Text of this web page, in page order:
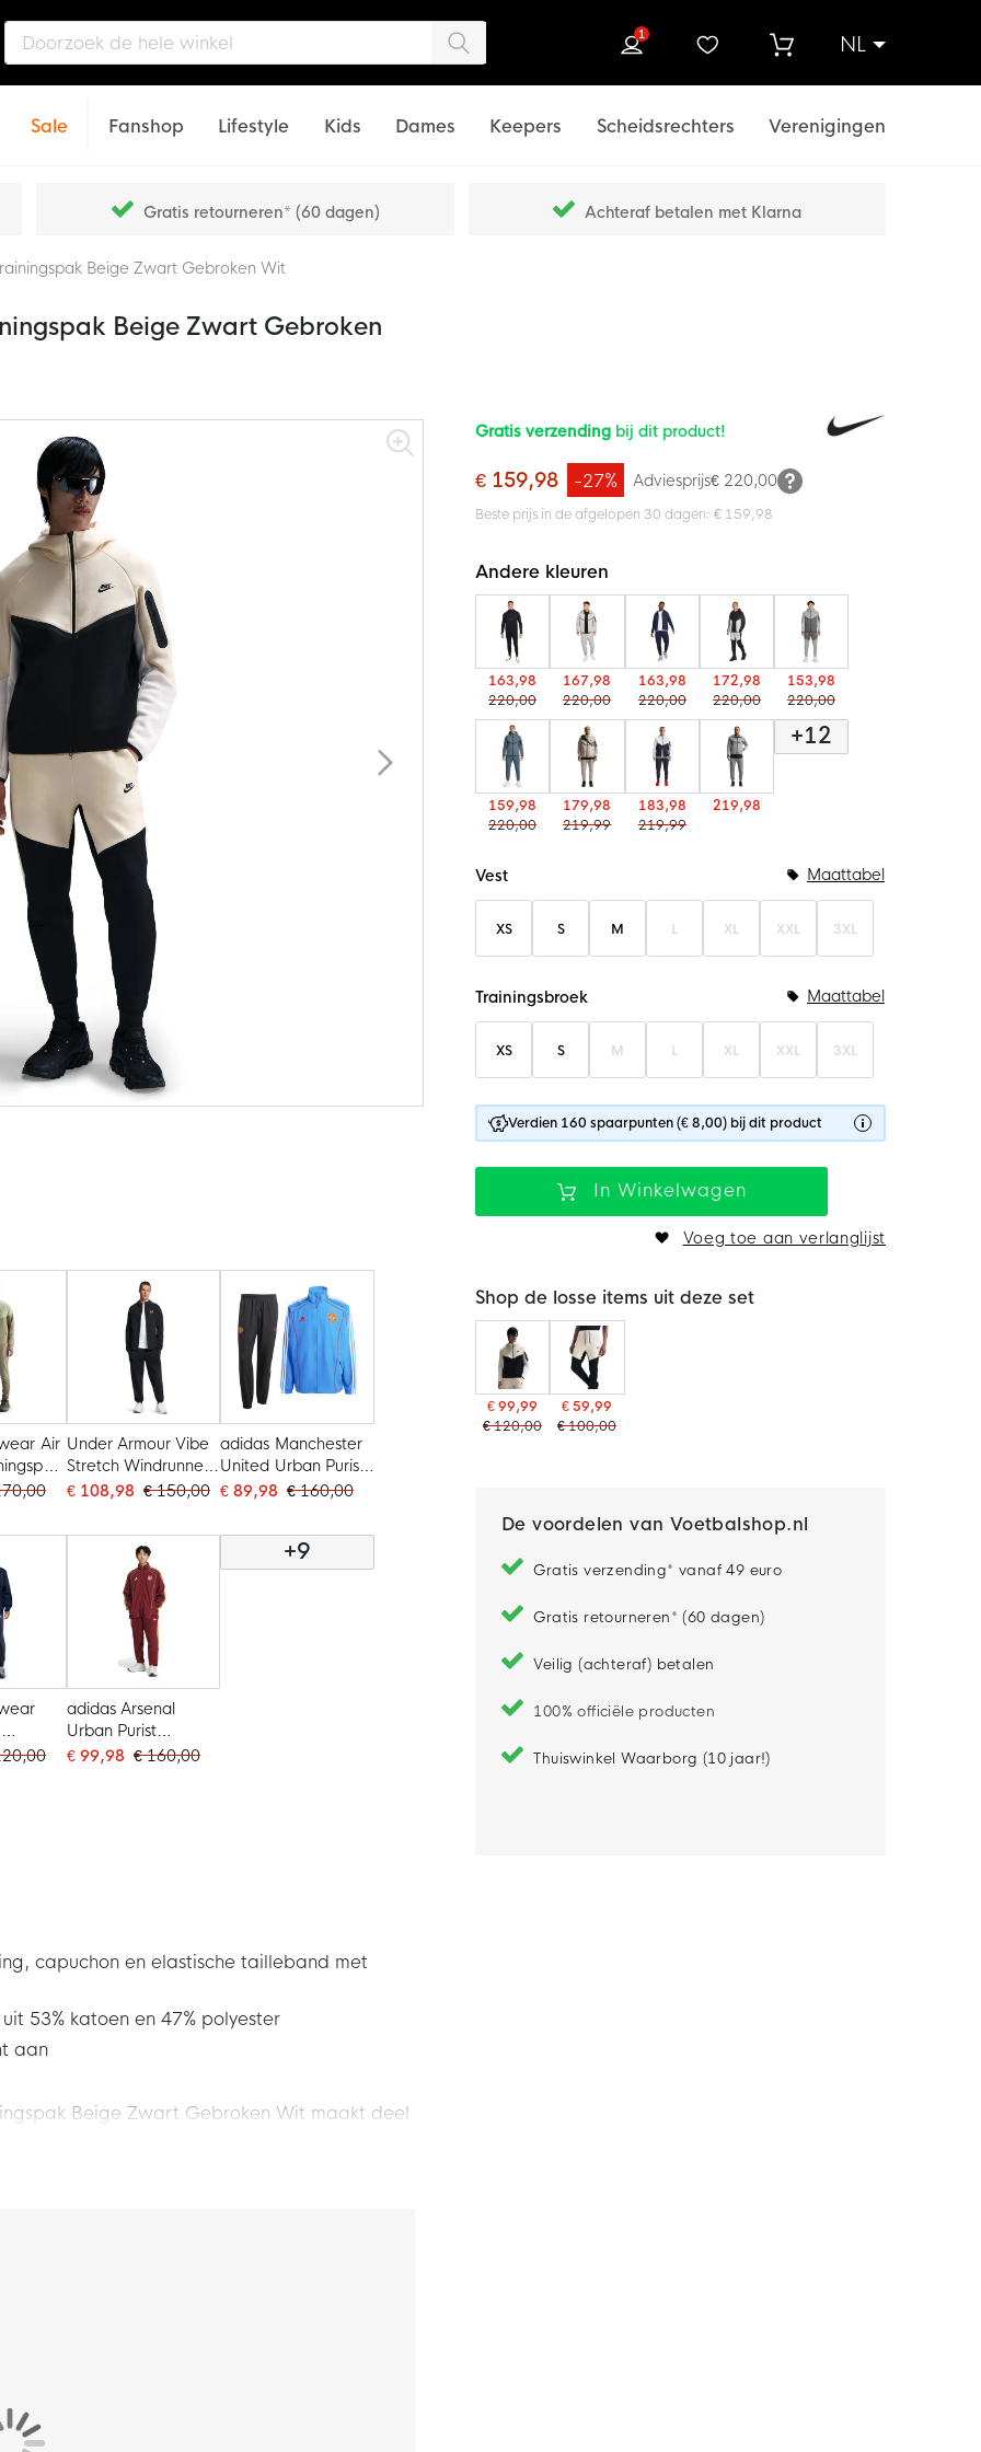
NL
1
Sale Fanshop Lifestyle Kids Dames Keepers Scheidsrechters Verenigingen
Gratis retourneren* (60 dagen) Achteraf betalen met Klarna
Beige Zwart Gebroken Wit
Beige Zwart Gebroken
Gratis verzending bij dit product!
€ 159,98 Adviesprijs€ 220,00
-27%
Beste prijs in de afgelopen 30 dagen: € 159,98
Andere kleuren
163,98
220,00
167,98
220,00
163,98
220,00
172,98
220,00
153,98
220,00
159,98
220,00
179,98
219,99
183,98
219,99
219,98
+12
Bundelopties
Vest Maattabel
XS S M L XL XXL 3XL
Trainingsbroek Maattabel
XS S M L XL XXL 3XL
Verdien 160 spaarpunten (€ 8,00) bij dit product
In Winkelwagen
Voeg toe aan verlanglijst
Shop de losse items uit deze set
€ 99,99
€ 120,00
€ 59,99
€ 100,00
De voordelen van Voetbalshop.nl
Gratis verzending* vanaf 49 euro
Gratis retourneren* (60 dagen)
Veilig (achteraf) betalen
100% officiële producten
Thuiswinkel Waarborg (10 jaar!)
Air Under Armour Vibe
Stretch Windrunner
Woven Trainingspak
€ 108,98 € 150,00
adidas Manchester
United Urban Purist
Trainingspak Full-Zip
€ 89,98 € 160,00
adidas Arsenal
Urban Purist
Trainingspak Full-Zip
€ 99,98 € 160,00
+9
capuchon en elastische tailleband met
53% katoen en 47% polyester
aan
Beige Zwart Gebroken Wit maakt deel
Fleece is een innovatieve thermische
vasthoudt tegen het lichaam, voor een
hij taps toe. Dit zorgt ervoor dat de broek
de heupen en dat het beneden toch strakker